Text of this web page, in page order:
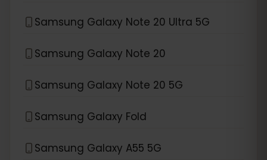
Samsung Galaxy Note 20 Ultra 5G
Samsung Galaxy Note 20
Samsung Galaxy Note 20 5G
Samsung Galaxy Fold
Samsung Galaxy A55 5G